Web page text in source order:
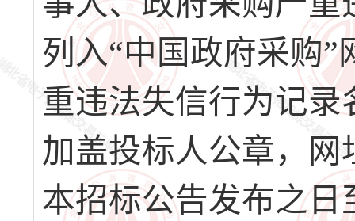
列入“中国政府采购”
重违法失信行为记
加盖投标人公章，
本招标公告发布之